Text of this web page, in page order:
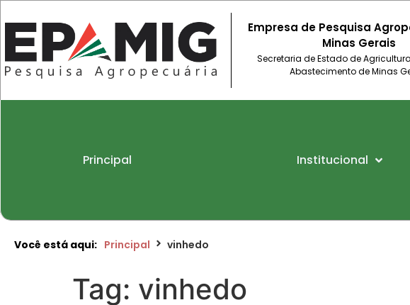
Empresa de Pesquisa
Minas Gerais
Secretaria de Estado de
Abastecimento de Minas
Principal Institucional
Você está aqui: Principal vinhedo
Tag: vinhedo